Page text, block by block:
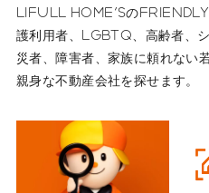
LIFULL HOME'Sの
護利用者、LGBTQ、高齢者、
災者、障害者、家族に頼れない
親身な不動産会社を探せます。